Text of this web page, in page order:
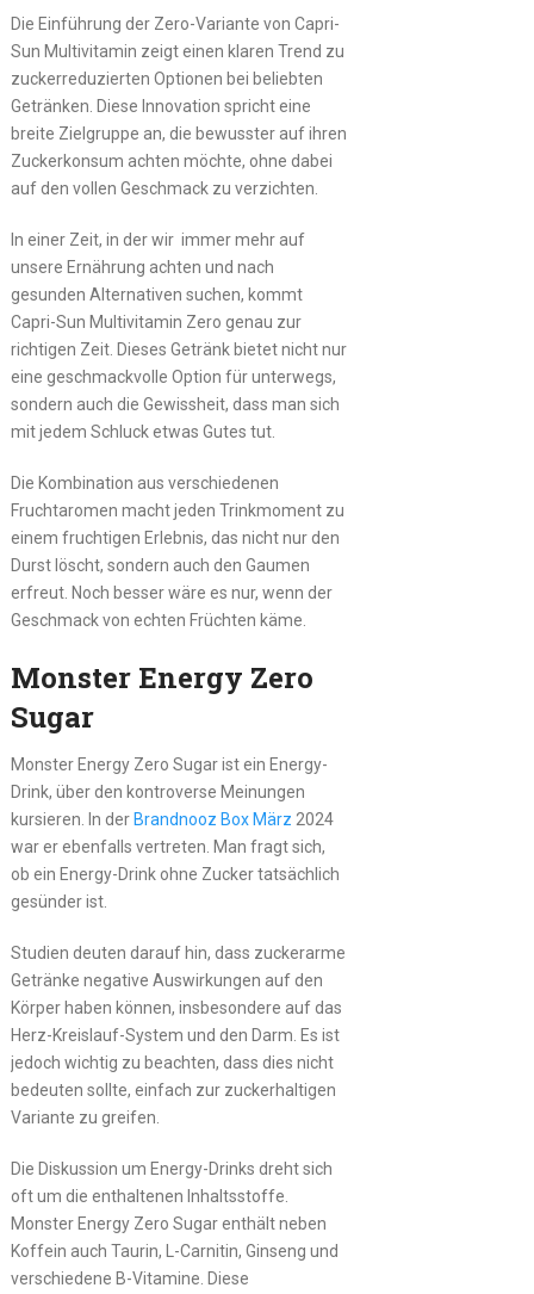
Die Einführung der Zero-Variante von Capri-
Sun Multivitamin zeigt einen klaren Trend zu
zuckerreduzierten Optionen bei beliebten
Getränken. Diese Innovation spricht eine
breite Zielgruppe an, die bewusster auf ihren
Zuckerkonsum achten möchte, ohne dabei
auf den vollen Geschmack zu verzichten.
In einer Zeit, in der wir immer mehr auf
unsere Ernährung achten und nach
gesunden Alternativen suchen, kommt
Capri-Sun Multivitamin Zero genau zur
richtigen Zeit. Dieses Getränk bietet nicht nur
eine geschmackvolle Option für unterwegs,
sondern auch die Gewissheit, dass man sich
mit jedem Schluck etwas Gutes tut.
Die Kombination aus verschiedenen
Fruchtaromen macht jeden Trinkmoment zu
einem fruchtigen Erlebnis, das nicht nur den
Durst löscht, sondern auch den Gaumen
erfreut. Noch besser wäre es nur, wenn der
Geschmack von echten Früchten käme.
Monster Energy Zero
Sugar
Monster Energy Zero Sugar ist ein Energy-
Drink, über den kontroverse Meinungen
kursieren. In derBrandnooz Box März 2024
war er ebenfalls vertreten. Man fragt sich,
ob ein Energy-Drink ohne Zucker tatsächlich
gesünder ist.
Studien deuten darauf hin, dass zuckerarme
Getränke negative Auswirkungen auf den
Körper haben können, insbesondere auf das
Herz-Kreislauf-System und den Darm. Es ist
jedoch wichtig zu beachten, dass dies nicht
bedeuten sollte, einfach zur zuckerhaltigen
Variante zu greifen.
Die Diskussion um Energy-Drinks dreht sich
oft um die enthaltenen Inhaltsstoffe.
Monster Energy Zero Sugar enthält neben
Koffein auch Taurin, L-Carnitin, Ginseng und
verschiedene B-Vitamine. Diese